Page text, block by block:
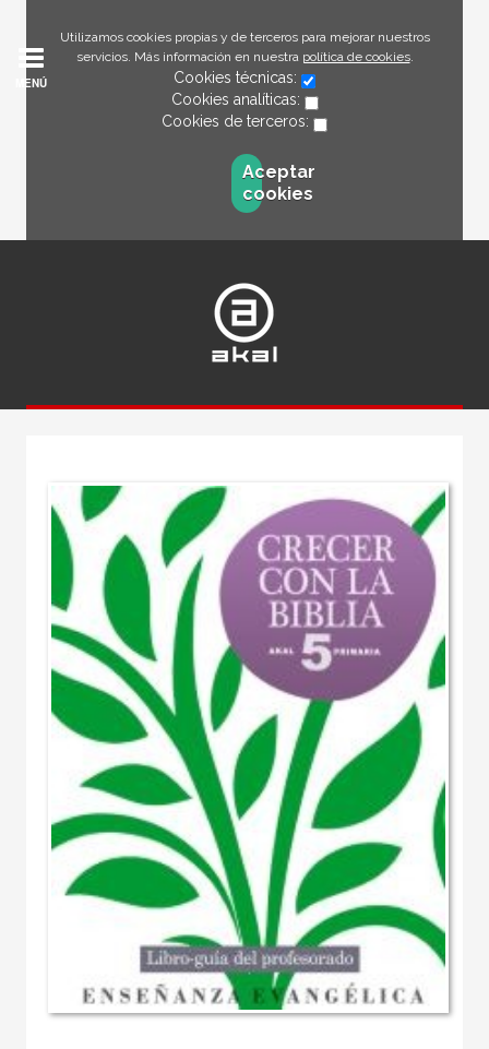
Utilizamos cookies propias y de terceros para mejorar nuestros
servicios. Más información en nuestra política de cookies.
Cookies técnicas:
Cookies analíticas:
Cookies de terceros:
Aceptar
cookies
MENÚ